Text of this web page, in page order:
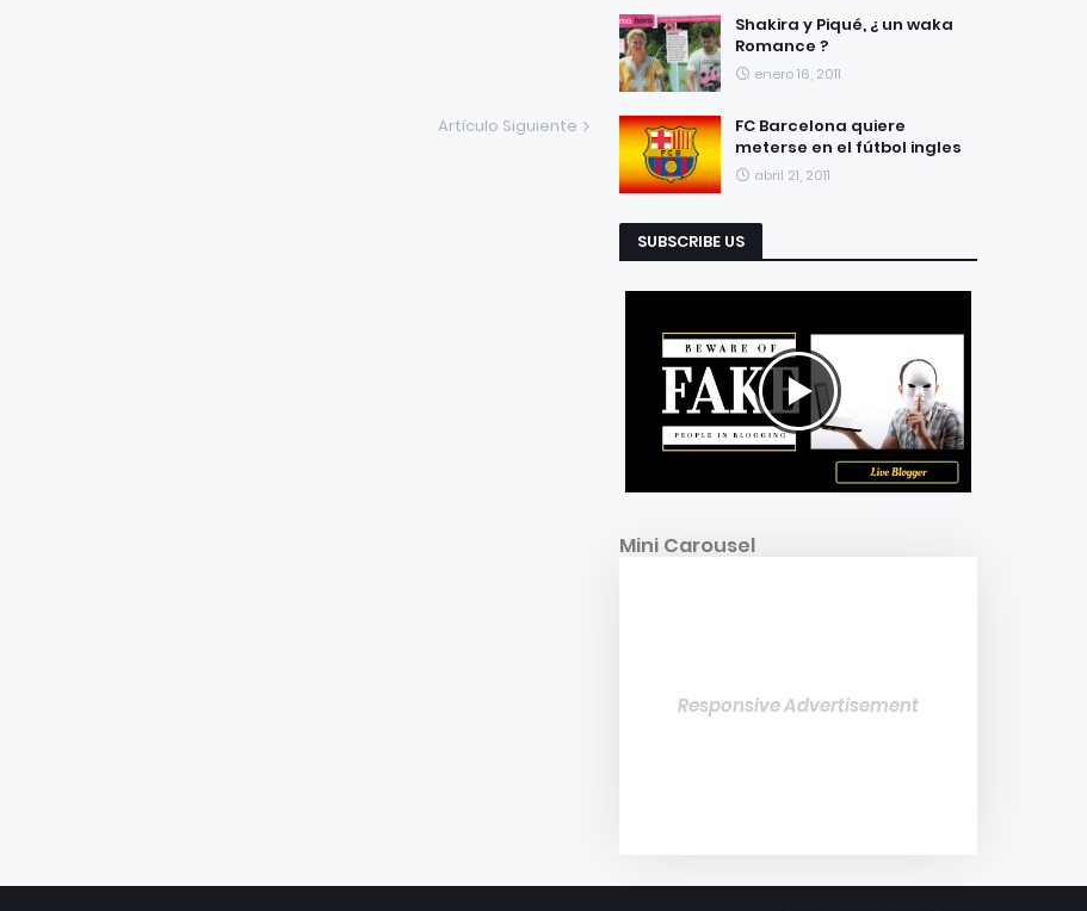
Artículo Siguiente
Shakira y Piqué, ¿ un waka
Romance ?
enero 16, 2011
FC Barcelona quiere
meterse en el fútbol ingles
abril 21, 2011
SUBSCRIBE US
Mini Carousel
Responsive Advertisement